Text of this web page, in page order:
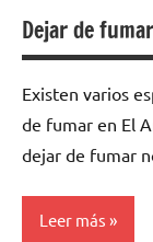
Dejar de
Existen varios
dе fumar en El
dejar dе fumar
Leer más